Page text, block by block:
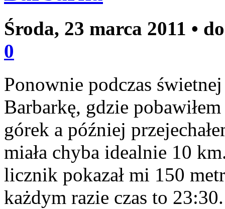
Środa, 23 marca 2011 •
0
Ponownie podczas
Barbarkę, gdzie
górek a później
miała chyba idealnie 10
licznik pokazał mi 150
każdym razie czas to 23:30.